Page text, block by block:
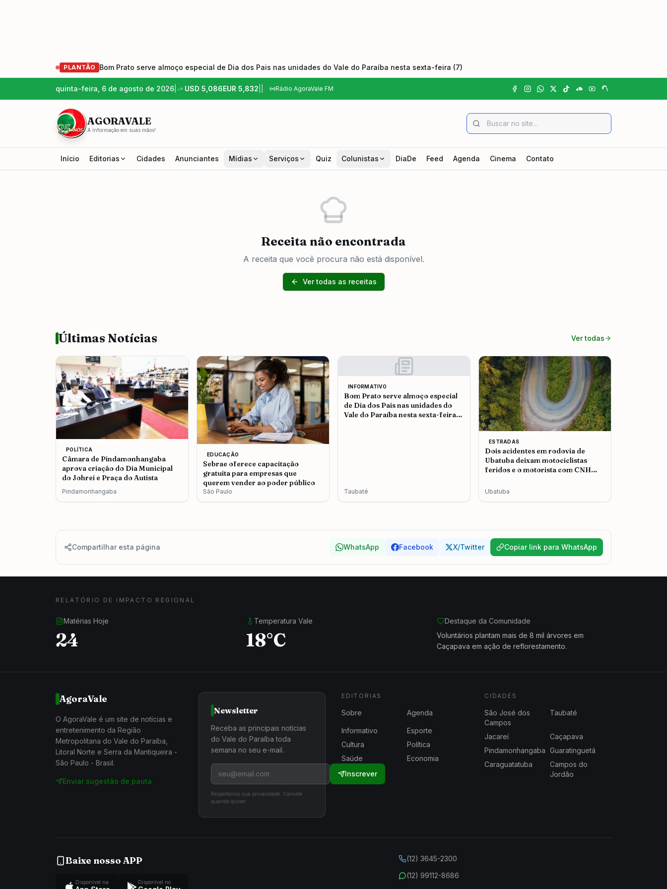
PLANTÃO Bom Prato serve almoço especial de Dia dos Pais nas unidades do Vale do Paraíba nesta sexta-feira (7)
quinta-feira, 6 de agosto de 2026 USD 5,086EUR 5,832 Rádio AgoraVale FM
AGORAVALE
A Informação em suas mãos!
Início Editorias Cidades Anunciantes Mídias Serviços Quiz Colunistas DiaDe Feed Agenda Cinema Contato
Receita não encontrada
A receita que você procura não está disponível.
Ver todas as receitas
Últimas Notícias Ver todas
POLÍTICA
Câmara de Pindamonhangaba
aprova criação do Dia Municipal
do Johrei e Praça do Autista
Pindamonhangaba
EDUCAÇÃO
Sebrae oferece capacitação
gratuita para empresas que
querem vender ao poder público
São Paulo
INFORMATIVO
Bom Prato serve almoço especial
de Dia dos Pais nas unidades do
Vale do Paraíba nesta sexta-feira
Taubaté
ESTRADAS
Dois acidentes em rodovia de
Ubatuba deixam motociclistas
feridos e o motorista com CNH
Ubatuba
Compartilhar esta página WhatsApp Facebook X/Twitter Copiar link para WhatsApp
RELATÓRIO DE IMPACTO REGIONAL
Matérias Hoje
24
Temperatura Vale
18°C
Destaque da Comunidade
Voluntários plantam mais de 8 mil árvores em
Caçapava em ação de reflorestamento.
AgoraVale
O AgoraVale é um site de notícias e
entretenimento da Região
Metropolitana do Vale do Paraíba,
Litoral Norte e Serra da Mantiqueira -
São Paulo - Brasil.
Enviar sugestão de pauta
Newsletter
Receba as principais notícias
do Vale do Paraíba toda
semana no seu e-mail.
Inscrever
Respeitamos sua privacidade. Cancele
quando quiser.
EDITORIAS
Sobre Agenda
Informativo
Esporte
Cultura
Política
Saúde
Economia
CIDADES
São José dos
Campos
Taubaté
Jacareí
Caçapava
Pindamonhangaba Guaratinguetá
Caraguatatuba
Campos do
Jordão
Baixe nosso APP
Disponível na Disponível no
(12) 3645-2300
(12) 99112-8686